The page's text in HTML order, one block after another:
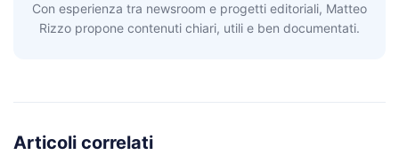
Con esperienza tra newsroom e progetti editoriali, Matteo
Rizzo propone contenuti chiari, utili e ben documentati.
Articoli correlati